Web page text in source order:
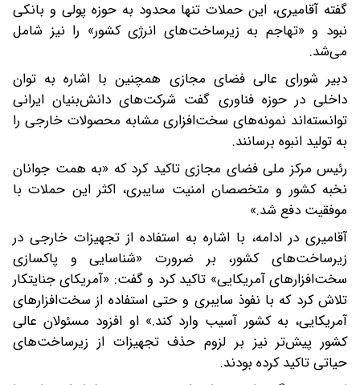
گفته آقامیری، این حملات تنها محدود به حوزه پولی و بانکی
نبود و «تهاجم به زیرساخت‌های انرژی کشور» را نیز شامل
می‌شد.
دبیر شورای عالی فضای مجازی همچنین با اشاره به توان
داخلی در حوزه فناوری گفت شرکت‌های دانش‌بنیان ایرانی
توانسته‌اند نمونه‌های سخت‌افزاری مشابه محصولات خارجی را
به تولید انبوه برسانند.
رئیس مرکز ملی فضای مجازی تاکید کرد که «به همت جوانان
نخبه کشور و متخصصان امنیت سایبری، اکثر این حملات با
موفقیت دفع شد.»
آقامیری در ادامه، با اشاره به استفاده از تجهیزات خارجی در
زیرساخت‌های کشور، بر ضرورت «شناسایی و پاکسازی
سخت‌افزارهای آمریکایی» تاکید کرد و گفت: «آمریکای جنایتکار
تلاش کرد که با نفوذ سایبری و حتی استفاده از سخت‌افزارهای
آمریکایی، به کشور آسیب وارد کند.» او افزود مسئولان عالی
کشور پیش‌تر نیز بر لزوم حذف تجهیزات از زیرساخت‌های
حیاتی تاکید کرده بودند.